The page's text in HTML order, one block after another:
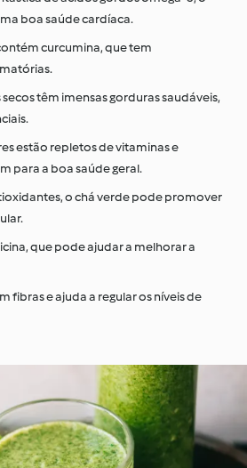
boa saúde cardíaca.
curcumina, que tem
têm imensas gorduras saudáveis,
estão repletos de vitaminas e
para a boa saúde geral.
o chá verde pode promover
que pode ajudar a melhorar a
fibras e ajuda a regular os níveis de